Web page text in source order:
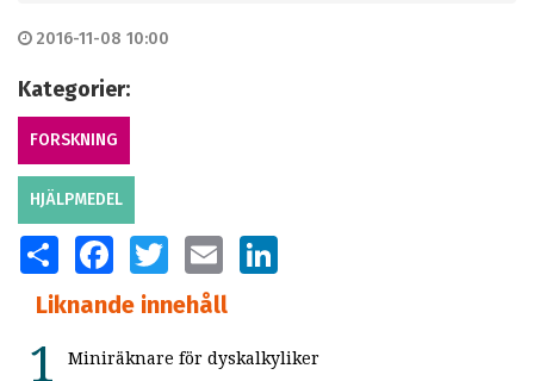
2016-11-08 10:00
Kategorier:
FORSKNING
HJÄLPMEDEL
SHARE FACEBOOKTWITTER EMAIL
Liknande innehåll
Miniräknare för dyskalkyliker